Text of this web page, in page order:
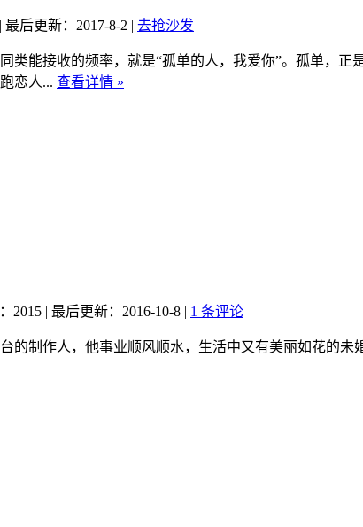
| 最后更新：2017-8-2 | 去抢沙发
类能接收的频率，就是“孤单的人，我爱你”。孤单，
恋人... 查看详情 »
2015 | 最后更新：2016-10-8 | 1 条评论
的制作人，他事业顺风顺水，生活中又有美丽如花的